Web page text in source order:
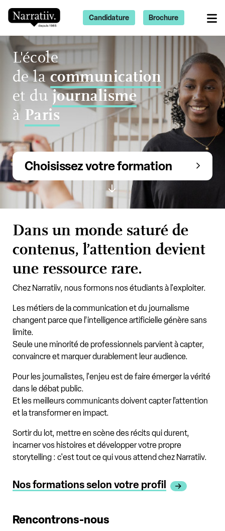
L'école
de lacommunication
et dujournalisme
à Paris
Choisissez votre formation
Dans un monde saturé de
contenus, l’attention devient
une ressource rare.
Chez Narratiiv, nous formons nos étudiants à l'exploiter.
Les métiers de la communication et du journalisme
changent parce que l’intelligence artificielle génère sans
limite.
Seule une minorité de professionnels parvient à capter,
convaincre et marquer durablement leur audience.
Pour les journalistes, l'enjeu est de faire émerger la vérité
dans le débat public.
Et les meilleurs communicants doivent capter l’attention
et la transformer en impact.
Sortir du lot, mettre en scène des récits qui durent,
incarner vos histoires et développer votre propre
storytelling : c'est tout ce qui vous attend chez Narratiiv.
Nos formations selon votre profil
Rencontrons-nous
Candidature Brochure